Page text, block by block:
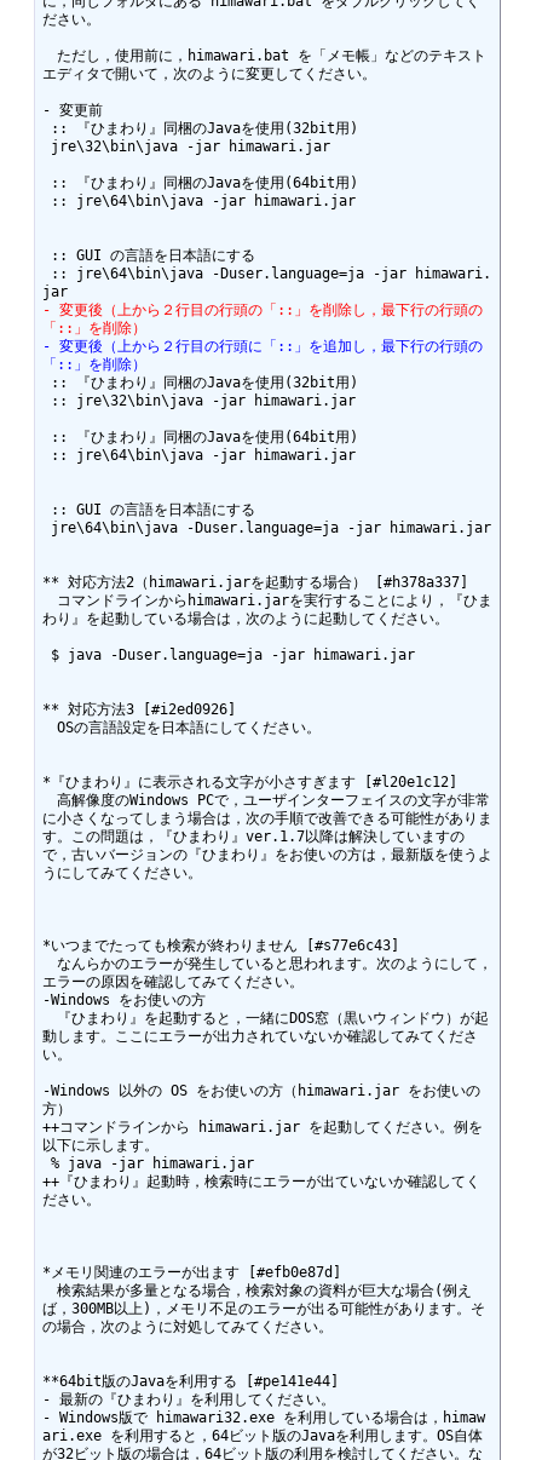
ださい。
ただし，使用前に，himawari.bat を「メモ帳」などのテキスト
エディタで開いて，次のように変更してください。
- 変更前
jar
- 変更後（上から２行目の行頭の「::」を削除し，最下行の行頭の
「::」を削除）
- 変更後（上から２行目の行頭に「::」を追加し，最下行の行頭の
「::」を削除）
** 対応方法2（himawari.jarを起動する場合） [#h378a337]
コマンドラインからhimawari.jarを実行することにより，『ひま
わり』を起動している場合は，次のように起動してください。
** 対応方法3 [#i2ed0926]
OSの言語設定を日本語にしてください。
*『ひまわり』に表示される文字が小さすぎます [#l20e1c12]
高解像度のWindows PCで，ユーザインターフェイスの文字が非常
に小さくなってしまう場合は，次の手順で改善できる可能性がありま
す。この問題は，『ひまわり』ver.1.7以降は解決していますの
で，古いバージョンの『ひまわり』をお使いの方は，最新版を使うよ
うにしてみてください。
*いつまでたっても検索が終わりません [#s77e6c43]
なんらかのエラーが発生していると思われます。次のようにして，
エラーの原因を確認してみてください。
-Windows をお使いの方
『ひまわり』を起動すると，一緒にDOS窓（黒いウィンドウ）が起
動します。ここにエラーが出力されていないか確認してみてくださ
い。
-Windows 以外の OS をお使いの方（himawari.jar をお使いの
方）
++コマンドラインから himawari.jar を起動してください。例を
以下に示します。
++『ひまわり』起動時，検索時にエラーが出ていないか確認してく
ださい。
*メモリ関連のエラーが出ます [#efb0e87d]
検索結果が多量となる場合，検索対象の資料が巨大な場合(例え
ば，300MB以上)，メモリ不足のエラーが出る可能性があります。そ
の場合，次のように対処してみてください。
**64bit版のJavaを利用する [#pe141e44]
- 最新の『ひまわり』を利用してください。
- Windows版で himawari32.exe を利用している場合は，himaw
ari.exe を利用すると，64ビット版のJavaを利用します。OS自体
が32ビット版の場合は，64ビット版の利用を検討してください。な